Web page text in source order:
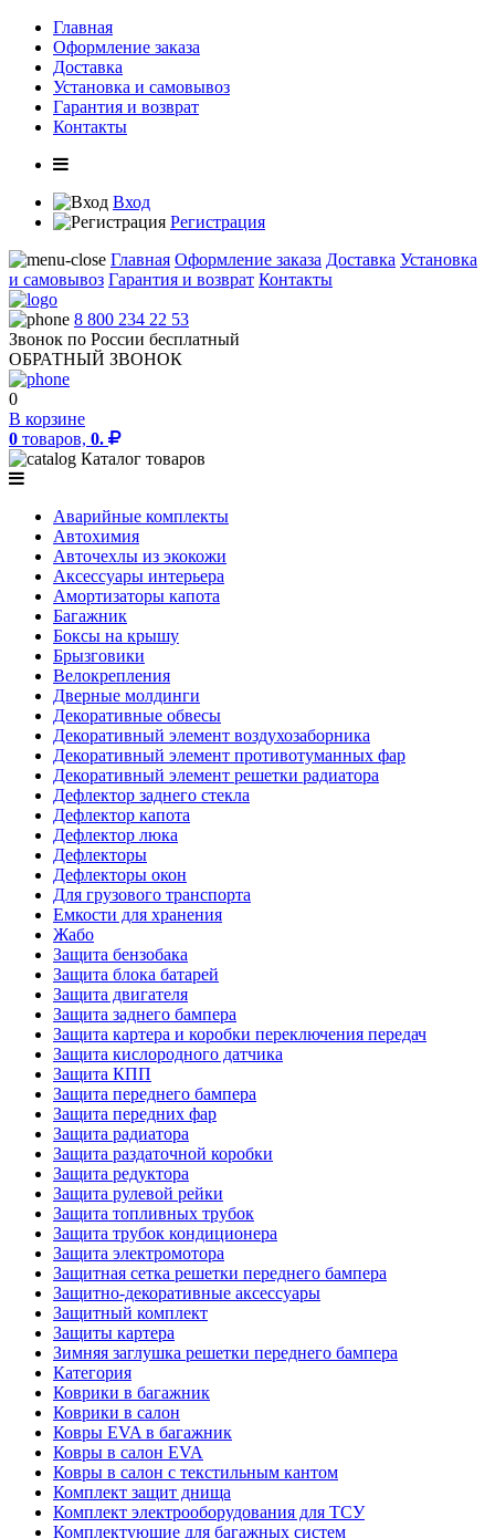
Главная
Оформление заказа
Доставка
Установка и самовывоз
Гарантия и возврат
Контакты
Вход
Регистрация
Главная Оформление заказа Доставка Установка
и самовывоз Гарантия и возврат Контакты
8 800 234 22 53
Звонок по России бесплатный
ОБРАТНЫЙ ЗВОНОК
0
В корзине
0 товаров, 0.
Каталог товаров
Аварийные комплекты
Автохимия
Авточехлы из экокожи
Аксессуары интерьера
Амортизаторы капота
Багажник
Боксы на крышу
Брызговики
Велокрепления
Дверные молдинги
Декоративные обвесы
Декоративный элемент воздухозаборника
Декоративный элемент противотуманных фар
Декоративный элемент решетки радиатора
Дефлектор заднего стекла
Дефлектор капота
Дефлектор люка
Дефлекторы
Дефлекторы окон
Для грузового транспорта
Емкости для хранения
Жабо
Защита бензобака
Защита блока батарей
Защита двигателя
Защита заднего бампера
Защита картера и коробки переключения передач
Защита кислородного датчика
Защита КПП
Защита переднего бампера
Защита передних фар
Защита радиатора
Защита раздаточной коробки
Защита редуктора
Защита рулевой рейки
Защита топливных трубок
Защита трубок кондиционера
Защита электромотора
Защитная сетка решетки переднего бампера
Защитно-декоративные аксессуары
Защитный комплект
Защиты картера
Зимняя заглушка решетки переднего бампера
Категория
Коврики в багажник
Коврики в салон
Ковры EVA в багажник
Ковры в салон EVA
Ковры в салон с текстильным кантом
Комплект защит днища
Комплект электрооборудования для ТСУ
Комплектующие для багажных систем